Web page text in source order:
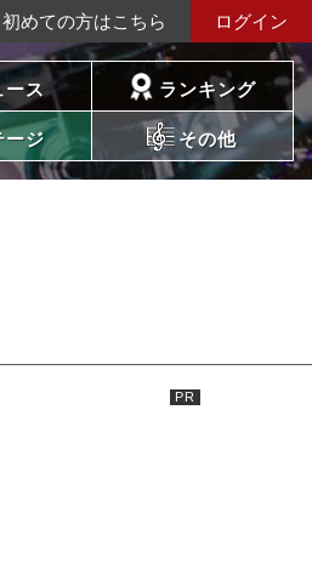
初めての方はこちら ログイン
ース ランキング
ージ その他